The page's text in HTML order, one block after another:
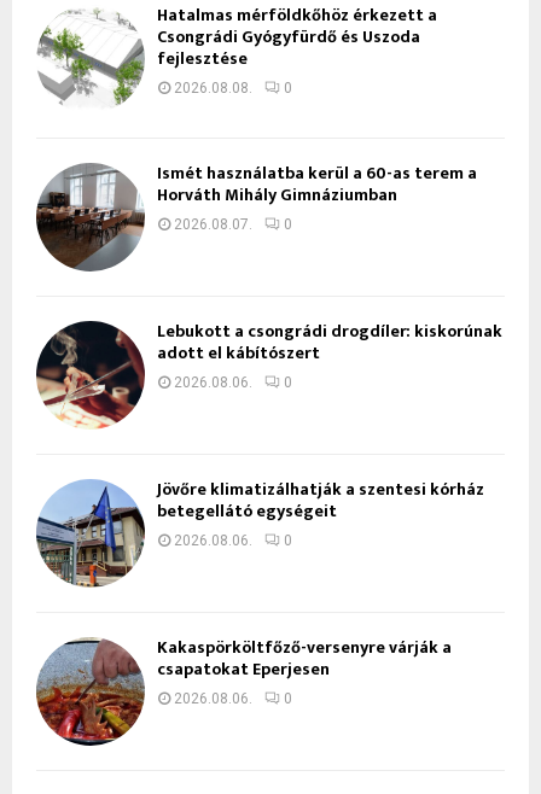
Hatalmas mérföldkőhöz érkezett a
Csongrádi Gyógyfürdő és Uszoda
fejlesztése
2026.08.08. 0
Ismét használatba kerül a 60-as terem a
Horváth Mihály Gimnáziumban
2026.08.07. 0
Lebukott a csongrádi drogdíler: kiskorúnak
adott el kábítószert
2026.08.06. 0
Jövőre klimatizálhatják a szentesi kórház
betegellátó egységeit
2026.08.06. 0
Kakaspörköltfőző-versenyre várják a
csapatokat Eperjesen
2026.08.06. 0